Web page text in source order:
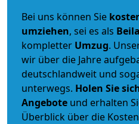
Bei uns können Sie
umziehen, sei es als
kompletter Umzug.
wir über die Jahre
deutschlandweit und
unterwegs. Holen Sie
Angebote und erhalten
Überblick über die